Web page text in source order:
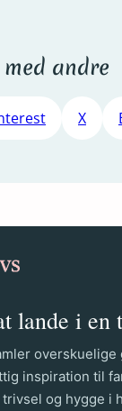
andre
X
lande i en
overskuelige
inspiration til
og hygge i